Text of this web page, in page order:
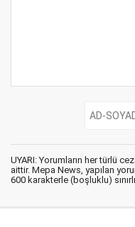
UYARI: Yorumların her türlü
aittir. Mepa News, yapılan
600 karakterle (boşluklu)